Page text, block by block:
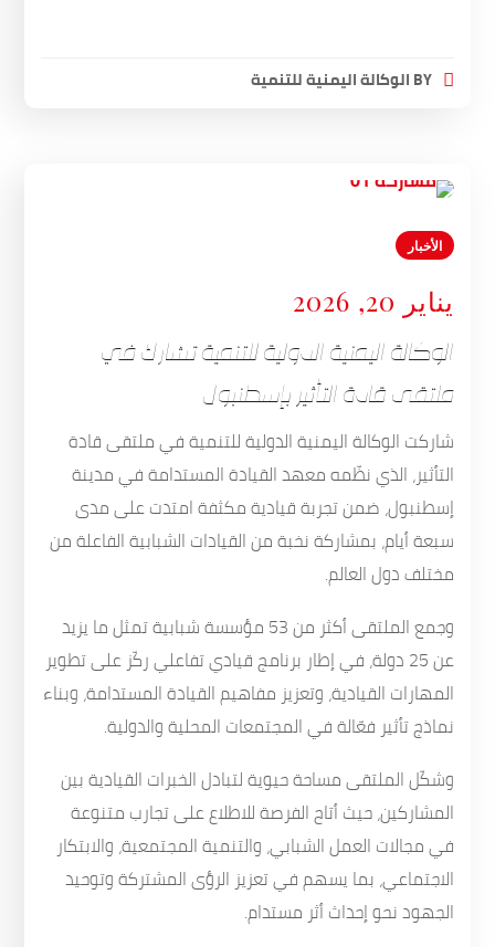
BYالوكالة اليمنية للتنمية
الأخبار
يناير 20, 2026
الوكالة اليمنية الدولية للتنمية تشارك في
ملتقى قادة التأثير بإسطنبول
شاركت الوكالة اليمنية الدولية للتنمية في ملتقى قادة
التأثير، الذي نظّمه معهد القيادة المستدامة في مدينة
إسطنبول، ضمن تجربة قيادية مكثفة امتدت على مدى
سبعة أيام، بمشاركة نخبة من القيادات الشبابية الفاعلة من
مختلف دول العالم.
وجمع الملتقى أكثر من 53 مؤسسة شبابية تمثل ما يزيد
عن 25 دولة، في إطار برنامج قيادي تفاعلي ركّز على تطوير
المهارات القيادية، وتعزيز مفاهيم القيادة المستدامة، وبناء
نماذج تأثير فعّالة في المجتمعات المحلية والدولية.
وشكّل الملتقى مساحة حيوية لتبادل الخبرات القيادية بين
المشاركين، حيث أتاح الفرصة للاطلاع على تجارب متنوعة
في مجالات العمل الشبابي، والتنمية المجتمعية، والابتكار
الاجتماعي، بما يسهم في تعزيز الرؤى المشتركة وتوحيد
الجهود نحو إحداث أثر مستدام.